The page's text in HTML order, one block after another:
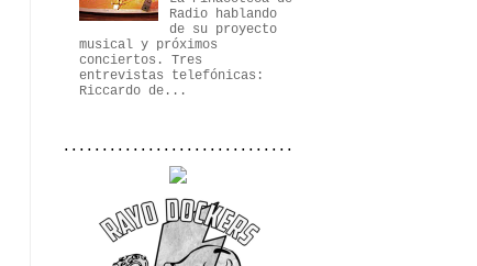
Radio hablando
de su proyecto
musical y próximos
conciertos. Tres
entrevistas telefónicas:
Riccardo de...
..............................